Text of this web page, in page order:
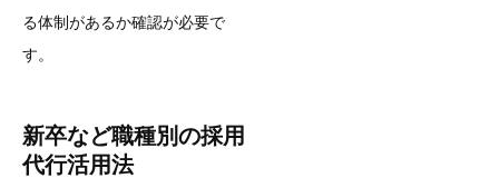
る体制があるか確認が必要で
す。
新卒など職種別の採用
代行活用法